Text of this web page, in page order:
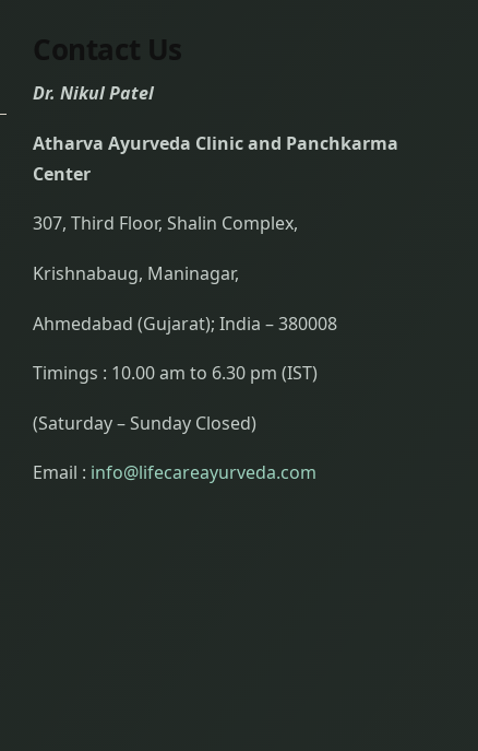
Contact Us
Dr. Nikul Patel
Atharva Ayurveda Clinic and Panchkarma
Center
307, Third Floor, Shalin Complex,
Krishnabaug, Maninagar,
Ahmedabad (Gujarat); India – 380008
Timings : 10.00 am to 6.30 pm (IST)
(Saturday – Sunday Closed)
Email : info@lifecareayurveda.com